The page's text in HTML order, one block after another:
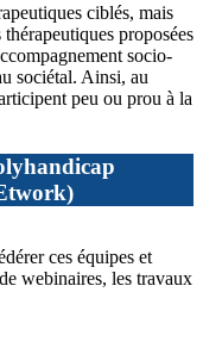
ciblés, mais
proposées
socio-
sociétal. Ainsi, au
peu ou prou à la
ces équipes et
webinaires, les travaux